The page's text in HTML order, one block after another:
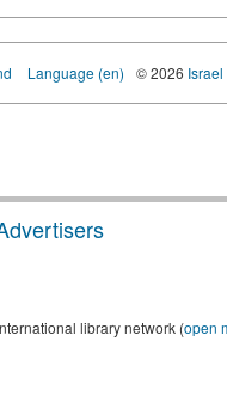
Language (en) © 2026
library network (open